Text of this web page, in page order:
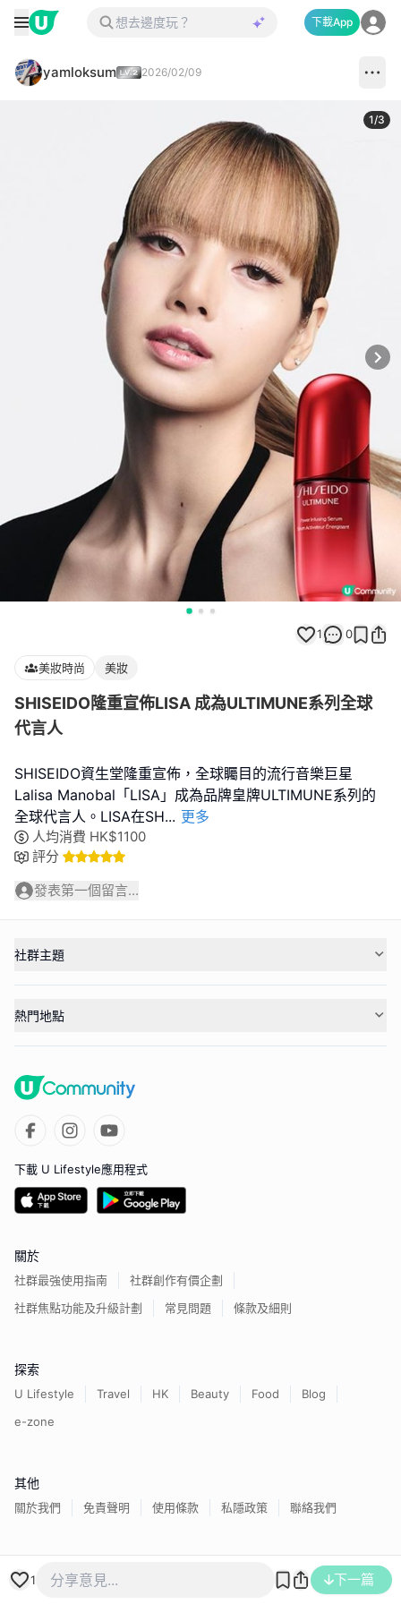
下載App
yamloksum 2026/02/09
1/3
1 0
美妝時尚 美妝
SHISEIDO隆重宣佈LISA 成為ULTIMUNE系列全球
代言人
SHISEIDO資生堂隆重宣佈，全球矚目的流行音樂巨星
Lalisa Manobal「LISA」成為品牌皇牌ULTIMUNE系列的
全球代言人。LISA在SH... 更多
人均消費 HK$1100
評分
發表第一個留言...
1 下一篇
社群主題
熱門地點
下載 U Lifestyle應用程式
關於
社群最強使用指南
社群創作有價企劃
社群焦點功能及升級計劃
常見問題 條款及細則
探索
U Lifestyle Travel HK Beauty Food
Blog
e-zone
其他
關於我們 免責聲明 使用條款 私隱政策 聯絡我們
香港經濟日報版權所有©